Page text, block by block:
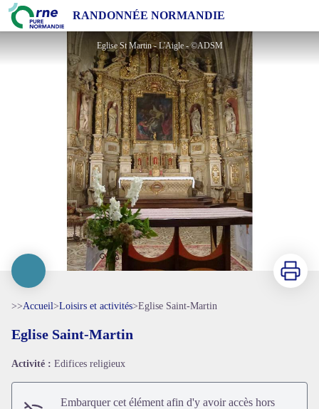
RANDONNÉE NORMANDIE
Eglise Saint-Martin
Eglise St Martin - L'Aigle - ©ADSM
Voir l'image en plein écran
Imprimer
>>Accueil>Loisirs et activités>Eglise Saint-Martin
Eglise Saint-Martin
Activité : Edifices religieux
Embarquer cet élément afin d'y avoir accès hors